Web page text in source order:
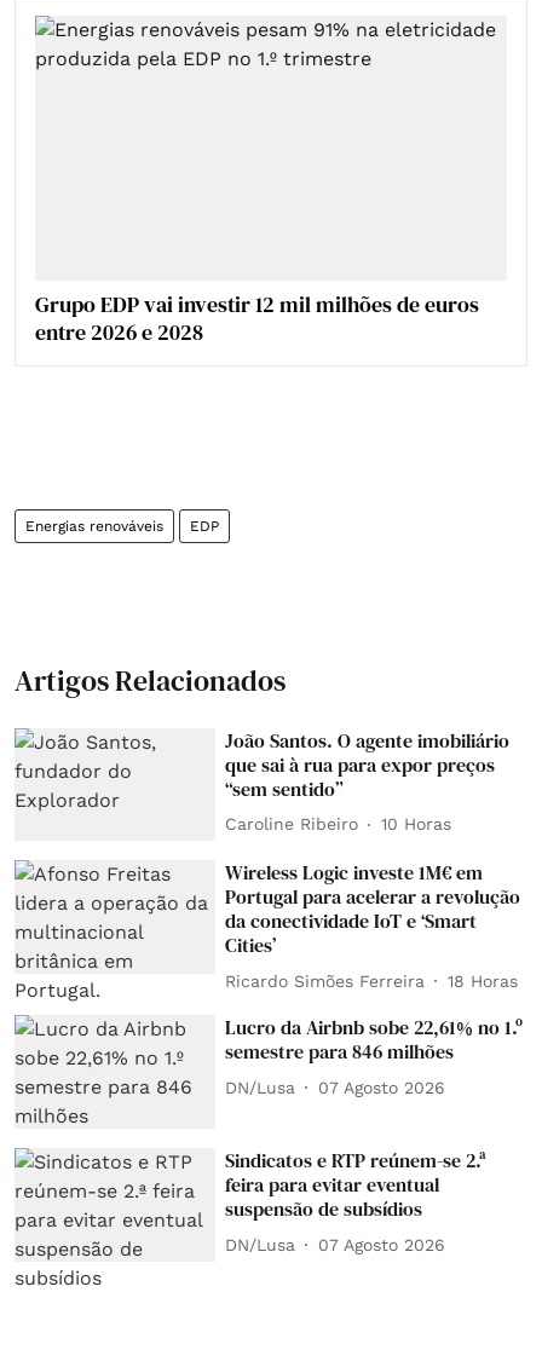
Grupo EDP vai investir 12 mil milhões de euros
entre 2026 e 2028
Energias renováveis EDP
Artigos Relacionados
João Santos. O agente imobiliário
que sai à rua para expor preços
“sem sentido”
Caroline Ribeiro 10 Horas
Wireless Logic investe 1M€ em
Portugal para acelerar a revolução
da conectividade IoT e ‘Smart
Cities’
Ricardo Simões Ferreira 18 Horas
Lucro da Airbnb sobe 22,61% no 1.º
semestre para 846 milhões
DN/Lusa 07 Agosto 2026
Sindicatos e RTP reúnem-se 2.ª
feira para evitar eventual
suspensão de subsídios
DN/Lusa 07 Agosto 2026